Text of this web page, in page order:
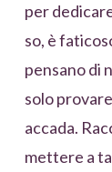
per
so, è
pensano di
solo
accada.
mettere a